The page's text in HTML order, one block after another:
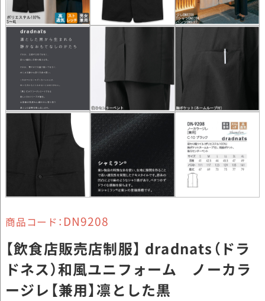
商品コード： DN9208
【飲食店販売店制服】 dradnats（ドラ
ドネス）和風ユニフォーム ノーカラ
ージレ【兼用】凛とした黒